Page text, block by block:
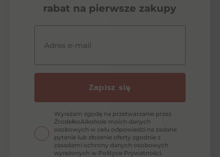
rabat na pierwsze zakupy
Adres e-mail
Zapisz się
Wyrażam zgodę na przetwarzanie przez
ŹrodełkoAlkohole moich danych
osobowych w celu odpowiedzi na zadane
pytanie lub złożenie oferty zgodnie z
zasadami ochrony danych osobowych
wyrażonych w Polityce Prywatności.